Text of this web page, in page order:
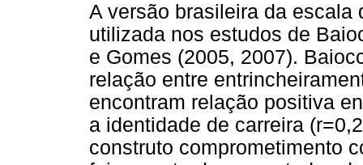
A versão brasileira da escala
utilizada nos estudos de
e Gomes (2005, 2007).
relação entre
encontram relação positiva
a identidade de carreira
construto comprometimento